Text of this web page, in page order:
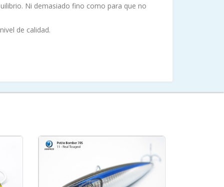
Ni demasiado fino como para que no
de calidad.